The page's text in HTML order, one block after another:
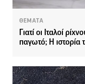
ΘΕΜΑΤΑ
Γιατί οι Ιταλοί
παγωτό; Η ιστορία